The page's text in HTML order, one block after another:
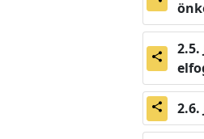
share
share